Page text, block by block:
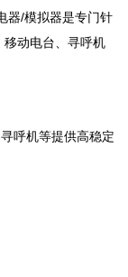
器/模拟器是专门针
移动电台、寻呼机
呼机等提供高稳定